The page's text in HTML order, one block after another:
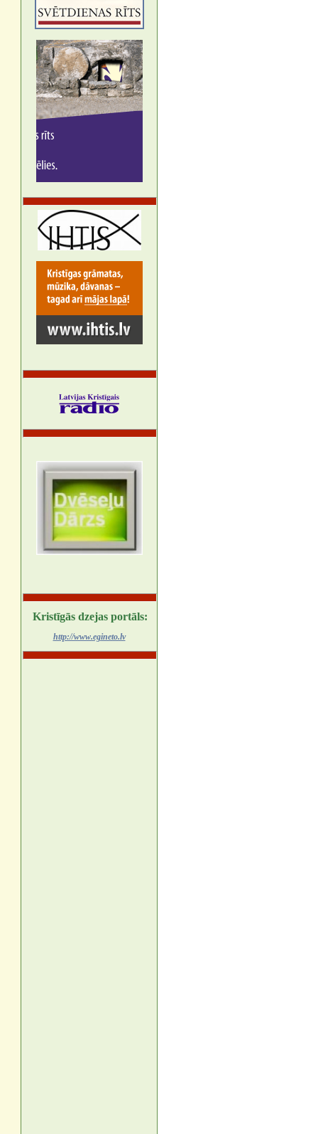
Kristīgās dzejas portāls:
http://www.egineto.lv